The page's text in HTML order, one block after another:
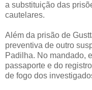
a substituição das
cautelares.
Além da prisão de
preventiva de outro
Padilha. No mandado,
passaporte e do
de fogo dos